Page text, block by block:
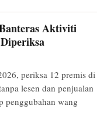
Aktiviti
periksa 12 premis di
lesen dan penjualan
penggubahan wang